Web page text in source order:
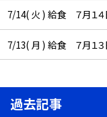
7/14( 火 ) 給食 ７月１４
7/13( 月 ) 給食 ７月１３
過去記事